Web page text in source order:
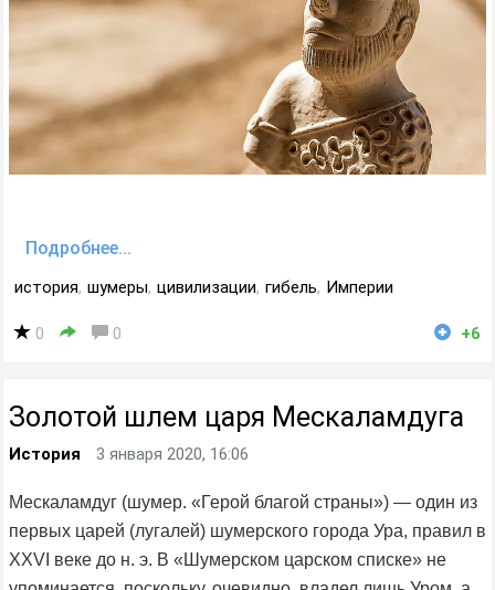
Подробнее...
история, шумеры, цивилизации, гибель, Империи
0 0 +6
Золотой шлем царя Мескаламдуга
История 3 января 2020, 16:06
Мескаламдуг (шумер. «Герой благой страны») — один из
первых царей (лугалей) шумерского города Ура, правил в
XXVI веке до н. э. В «Шумерском царском списке» не